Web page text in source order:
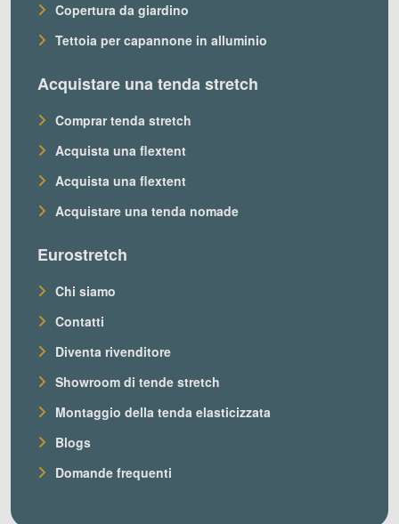
Copertura da giardino
Tettoia per capannone in alluminio
Acquistare una tenda stretch
Comprar tenda stretch
Acquista una flextent
Acquista una flextent
Acquistare una tenda nomade
Eurostretch
Chi siamo
Contatti
Diventa rivenditore
Showroom di tende stretch
Montaggio della tenda elasticizzata
Blogs
Domande frequenti